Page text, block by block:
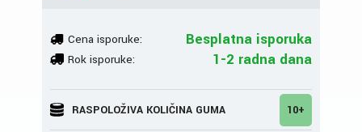
Cena isporuke: Besplatna isporuka
Rok isporuke: 1-2 radna dana
RASPOLOŽIVA KOLIČINA GUMA 10+